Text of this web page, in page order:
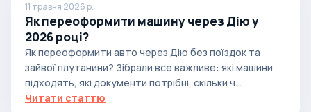
11 травня 2026 р.
Як переоформити машину через Дію у
2026 році?
Як переоформити авто через Дію без поїздок та
зайвої плутанини? Зібрали все важливе: які машини
підходять, які документи потрібні, скільки ч...
Читати статтю